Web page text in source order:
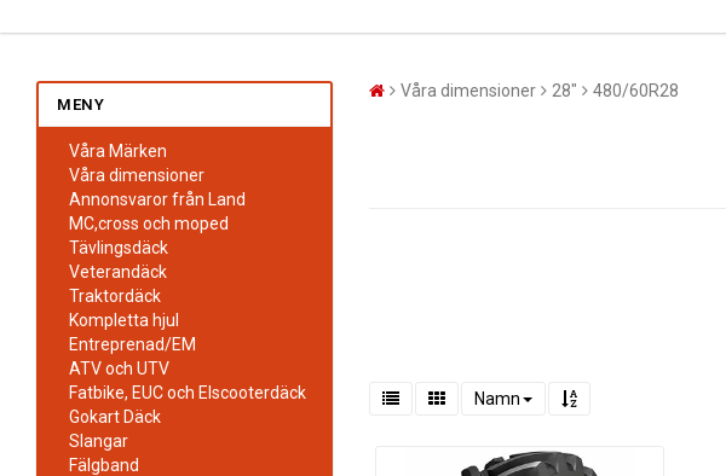
MENY
Våra Märken
Våra dimensioner
Annonsvaror från Land
MC,cross och moped
Tävlingsdäck
Veterandäck
Traktordäck
Kompletta hjul
Entreprenad/EM
ATV och UTV
Fatbike, EUC och Elscooterdäck
Gokart Däck
Slangar
Fälgband
Våra dimensioner 28" 480/60R28
Namn